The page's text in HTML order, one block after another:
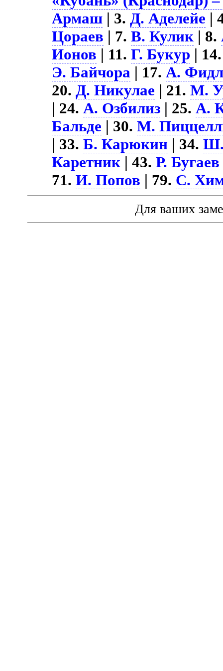
Армаш | 3.Д. Аделейе |
Цораев | 7.В. Кулик | 8.
Ионов | 11.Г. Букур |
Э. Байчора | 17.А.
20.Д. Никулае | 21.М.
| 24.А. Озбилиз | 25.А.
Бальде | 30.М.
| 33.Б. Карюкин | 34.Ш.
Каретник | 43.Р. Бугаев
71.И. Попов | 79. С.
Для ваших